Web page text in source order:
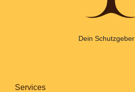
Dein Schutzgeber
Services